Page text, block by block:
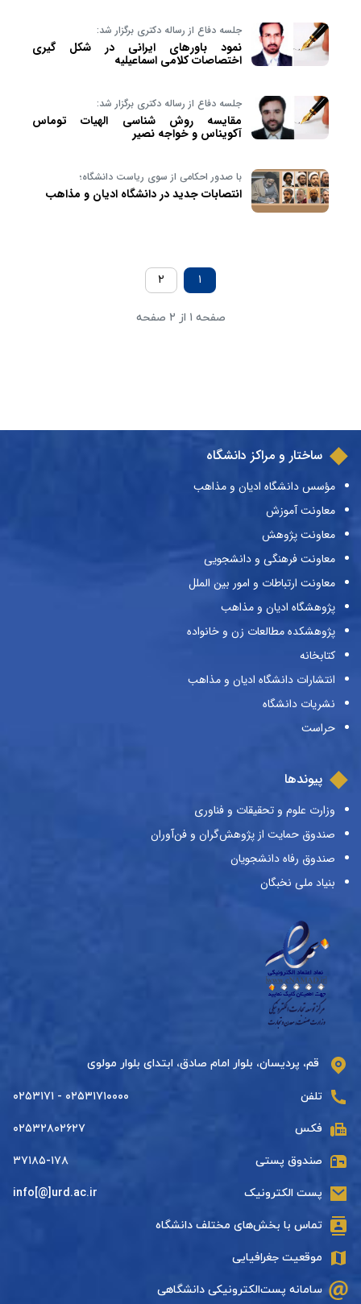
جلسه دفاع از رساله دکتری برگزار شد:
نمود باورهای ایرانی در شکل گیری
اختصاصات کلامی اسماعیلیه
جلسه دفاع از رساله دکتری برگزار شد:
مقایسه روش شناسی الهیات توماس
آکویناس و خواجه نصیر
با صدور احکامی از سوی ریاست دانشگاه؛
انتصابات جدید در دانشگاه ادیان و مذاهب
صفحه ۱ از ۲ صفحه
۱ ۲
ساختار و مراکز دانشگاه
مؤسس دانشگاه ادیان و مذاهب
معاونت آموزش
معاونت پژوهش
معاونت فرهنگی و دانشجویی
معاونت ارتباطات و امور بین الملل
پژوهشگاه ادیان و مذاهب
پژوهشکده مطالعات زن و خانواده
کتابخانه
انتشارات دانشگاه ادیان و مذاهب
نشریات دانشگاه
حراست
پیوندها
وزارت علوم و تحقیقات و فناوری
صندوق حمایت از پژوهش‌گران و فن‌آوران
صندوق رفاه دانشجویان
بنیاد ملی نخبگان
قم، پردیسان، بلوار امام صادق، ابتدای بلوار مولوی
تلفن ۰۲۵۳۱۷۱۰۰۰۰ - ۰۲۵۳۱۷۱
فکس ۰۲۵۳۲۸۰۲۶۲۷
صندوق پستی ۳۷۱۸۵-۱۷۸
پست الکترونیک info[@]urd.ac.ir
تماس با بخش‌های مختلف دانشگاه
موقعیت جغرافیایی
سامانه پست‌الکترونیکی دانشگاهی